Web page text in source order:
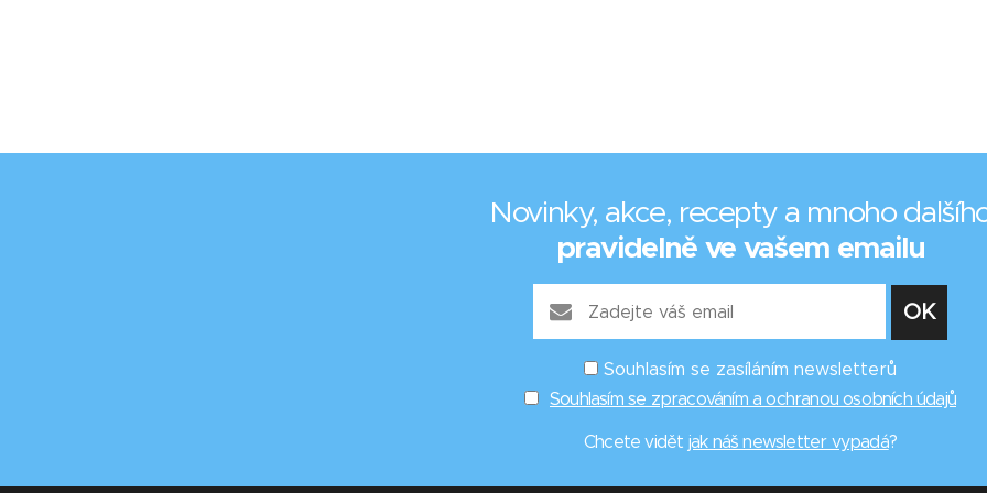
Novinky, akce, recepty a mnoho
pravidelně ve vašem emailu
Souhlasím se zasíláním newsletterů
Souhlasím se zpracováním a ochranou osobních údajů
Chcete vidět jak náš newsletter vypadá?